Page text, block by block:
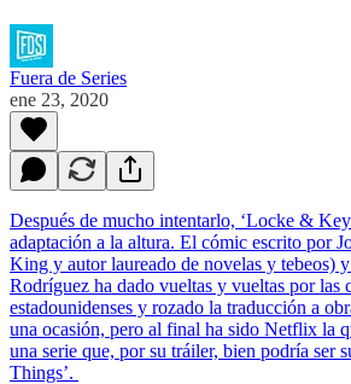
Fuera de Series
ene 23, 2020
Después de mucho intentarlo, ‘Locke &
adaptación a la altura. El cómic escrito por
King y autor laureado de novelas y tebeos)
Rodríguez ha dado vueltas y vueltas por las
estadounidenses y rozado la traducción a
una ocasión, pero al final ha sido Netflix la
una serie que, por su tráiler, bien podría ser
Things’.